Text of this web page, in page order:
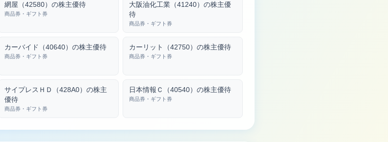
網屋（42580）の株主優待
商品券・ギフト券
大阪油化工業（41240）の株主優
待
商品券・ギフト券
カーバイド（40640）の株主優待
商品券・ギフト券
カーリット（42750）の株主優待
商品券・ギフト券
サイプレスＨＤ（428A0）の株主
優待
商品券・ギフト券
日本情報Ｃ（40540）の株主優待
商品券・ギフト券